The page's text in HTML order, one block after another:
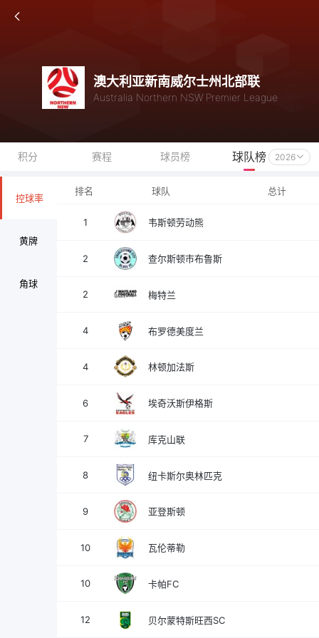
澳大利亚新南威尔士州北部联
Australia Northern NSW Premier League
积分 赛程 球员榜 球队榜 2026
控球率
黄牌
角球
排名 球队 总计
1 韦斯顿劳动熊
2 查尔斯顿市布鲁斯
2 梅特兰
4 布罗德美度兰
4 林顿加法斯
6 埃奇沃斯伊格斯
7 库克山联
8 纽卡斯尔奥林匹克
9 亚登斯顿
10 瓦伦蒂勒
10 卡帕FC
12 贝尔蒙特斯旺西SC